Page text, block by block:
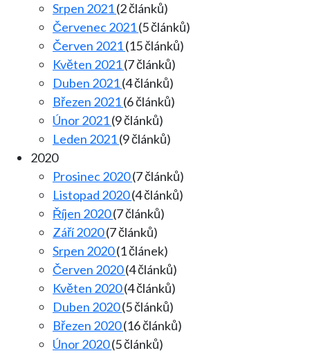
Srpen 2021(2 článků)
Červenec 2021(5 článků)
Červen 2021(15 článků)
Květen 2021(7 článků)
Duben 2021(4 článků)
Březen 2021(6 článků)
Únor 2021(9 článků)
Leden 2021(9 článků)
2020
Prosinec 2020(7 článků)
Listopad 2020(4 článků)
Říjen 2020(7 článků)
Září 2020(7 článků)
Srpen 2020(1 článek)
Červen 2020(4 článků)
Květen 2020(4 článků)
Duben 2020(5 článků)
Březen 2020(16 článků)
Únor 2020(5 článků)